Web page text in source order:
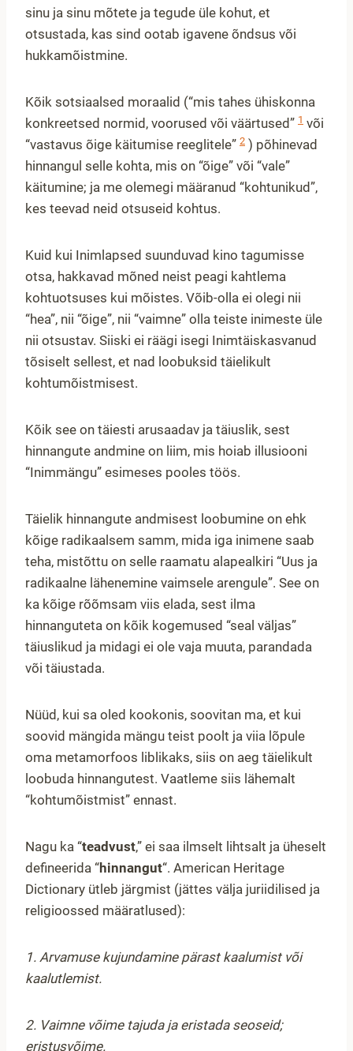
sinu ja sinu mõtete ja tegude üle kohut, et
otsustada, kas sind ootab igavene õndsus või
hukkamõistmine.
Kõik sotsiaalsed moraalid (“mis tahes ühiskonna
konkreetsed normid, voorused või väärtused” 1 või
“vastavus õige käitumise reeglitele” 2 ) põhinevad
hinnangul selle kohta, mis on “õige” või “vale”
käitumine; ja me olemegi määranud “kohtunikud”,
kes teevad neid otsuseid kohtus.
Kuid kui Inimlapsed suunduvad kino tagumisse
otsa, hakkavad mõned neist peagi kahtlema
kohtuotsuses kui mõistes. Võib-olla ei olegi nii
“hea”, nii “õige”, nii “vaimne” olla teiste inimeste üle
nii otsustav. Siiski ei räägi isegi Inimtäiskasvanud
tõsiselt sellest, et nad loobuksid täielikult
kohtumõistmisest.
Kõik see on täiesti arusaadav ja täiuslik, sest
hinnangute andmine on liim, mis hoiab illusiooni
“Inimmängu” esimeses pooles töös.
Täielik hinnangute andmisest loobumine on ehk
kõige radikaalsem samm, mida iga inimene saab
teha, mistõttu on selle raamatu alapealkiri “Uus ja
radikaalne lähenemine vaimsele arengule”. See on
ka kõige rõõmsam viis elada, sest ilma
hinnanguteta on kõik kogemused “seal väljas”
täiuslikud ja midagi ei ole vaja muuta, parandada
või täiustada.
Nüüd, kui sa oled kookonis, soovitan ma, et kui
soovid mängida mängu teist poolt ja viia lõpule
oma metamorfoos liblikaks, siis on aeg täielikult
loobuda hinnangutest. Vaatleme siis lähemalt
“kohtumõistmist” ennast.
Nagu ka “teadvust,” ei saa ilmselt lihtsalt ja üheselt
defineerida “hinnangut“. American Heritage
Dictionary ütleb järgmist (jättes välja juriidilised ja
religioossed määratlused):
1. Arvamuse kujundamine pärast kaalumist või
kaalutlemist.
2. Vaimne võime tajuda ja eristada seoseid;
eristusvõime.